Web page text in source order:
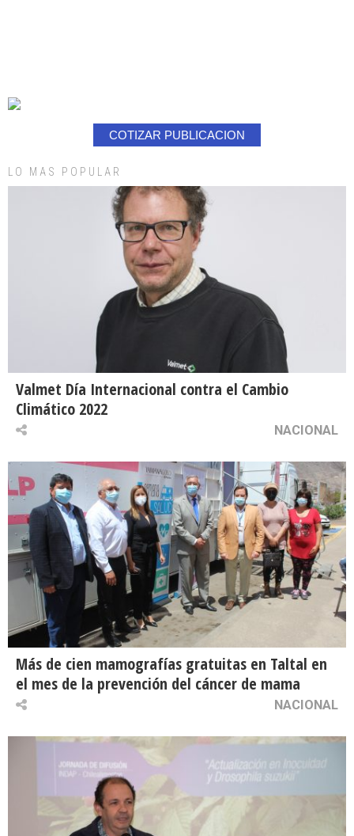
COTIZAR PUBLICACION
LO MAS POPULAR
Valmet Día Internacional contra el Cambio
Climático 2022
NACIONAL
Más de cien mamografías gratuitas en Taltal en
el mes de la prevención del cáncer de mama
NACIONAL